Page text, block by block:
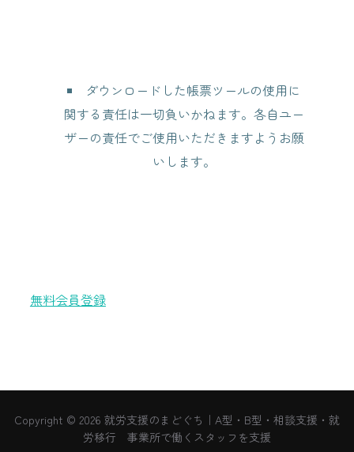
ダウンロードした帳票ツールの使用に
関する責任は一切負いかねます。各自ユー
ザーの責任でご使用いただきますようお願
いします。
無料会員登録
Copyright © 2026 就労支援のまどぐち｜A型・B型・相談支援・就
労移行 事業所で働くスタッフを支援